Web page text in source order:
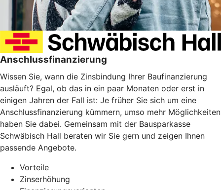
Anschlussfinanzierung
Wissen Sie, wann die Zinsbindung Ihrer Baufinanzierung
ausläuft? Egal, ob das in ein paar Monaten oder erst in
einigen Jahren der Fall ist: Je früher Sie sich um eine
Anschlussfinanzierung kümmern, umso mehr Möglichkeiten
haben Sie dabei. Gemeinsam mit der Bausparkasse
Schwäbisch Hall beraten wir Sie gern und zeigen Ihnen
passende Angebote.
Vorteile
Zinserhöhung